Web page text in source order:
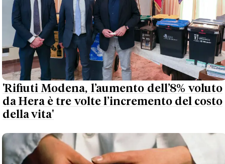
'Rifiuti Modena, l’aumento dell’8% voluto
da Hera è tre volte l’incremento del costo
della vita'